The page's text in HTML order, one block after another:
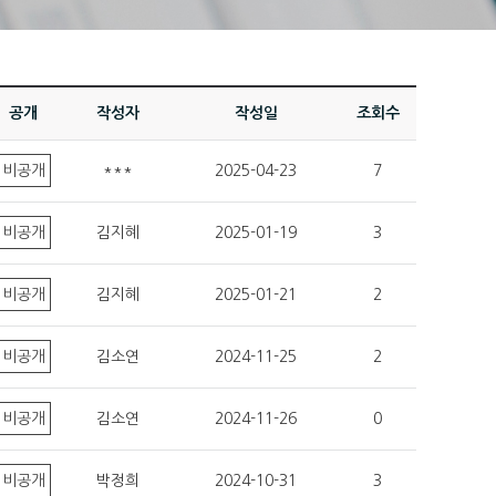
공개 작성자 작성일 조회수
비공개 *** 2025-04-23 7
비공개 김지혜 2025-01-19 3
비공개 김지혜 2025-01-21 2
비공개 김소연 2024-11-25 2
비공개 김소연 2024-11-26 0
비공개 박정희 2024-10-31 3